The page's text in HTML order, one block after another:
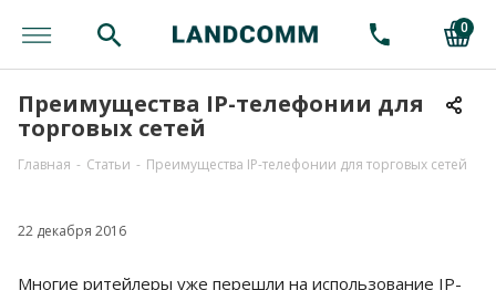
0
Преимущества IP-телефонии для
торговых сетей
Главная - Статьи - Преимущества IP-телефонии для торговых сетей
22 декабря 2016
Многие ритейлеры уже перешли на использование IP-